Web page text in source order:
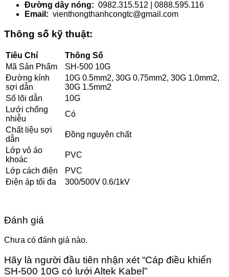
Đường dây nóng: 0982.315.512 | 0888.595.116
Email: vienthongthanhcongtc@gmail.com
Thông số kỹ thuật:
Tiêu Chí
Thông Số
Mã Sản Phẩm
SH-500 10G
Đường kính
sợi dẫn
10G 0.5mm2, 30G 0.75mm2, 30G 1.0mm2,
30G 1.5mm2
Số lõi dẫn
10G
Lưới chống
nhiễu
Có
Chất liệu sợi
dẫn
Đồng nguyên chất
Lớp vỏ áo
khoác
PVC
Lớp cách điện
PVC
Điện áp tối đa
300/500V 0.6/1kV
Đánh giá
Chưa có đánh giá nào.
Hãy là người đầu tiên nhận xét “Cáp điều khiển
SH-500 10G có lưới Altek Kabel”